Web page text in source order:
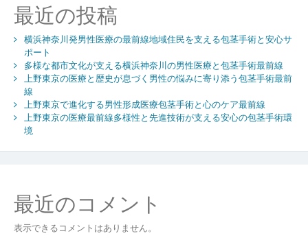
手
術
と
性
の
悩
み
最
先
端
最近の投稿
横浜神奈川発男性医療の最前線地域住民を支える包茎手術と安心サ
ポート
多様な都市文化が支える横浜神奈川の男性医療と包茎手術最前線
上野東京の医療と歴史が息づく男性の悩みに寄り添う包茎手術最前
線
上野東京で進化する男性形成医療包茎手術と心のケア最前線
上野東京の医療最前線多様性と先進技術が支える安心の包茎手術環
境
最近のコメント
表示できるコメントはありません。